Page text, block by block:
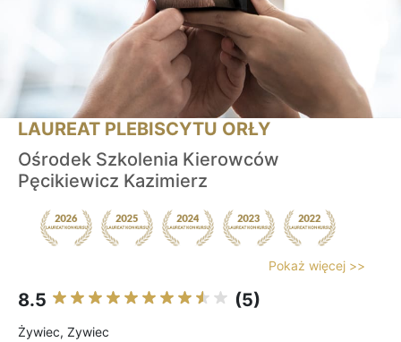
LAUREAT PLEBISCYTU ORŁY
Ośrodek Szkolenia Kierowców
Pęcikiewicz Kazimierz
Pokaż więcej >>
8.5 (5)
Żywiec, Zywiec